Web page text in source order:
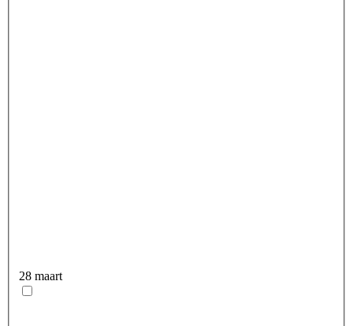
28 maart